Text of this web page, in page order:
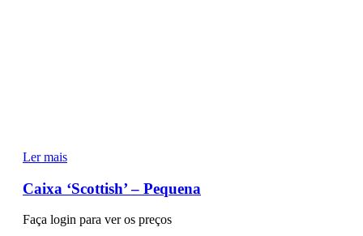
Ler mais
Caixa ‘Scottish’ – Pequena
Faça login para ver os preços